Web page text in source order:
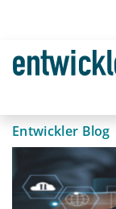
Entwickler Blog